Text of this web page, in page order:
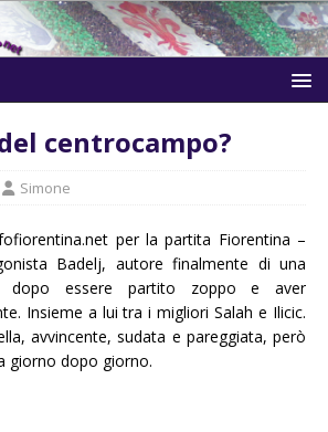
centrocampo?
Simone
per la partita Fiorentina –
Badelj, autore finalmente di una
dopo essere partito zoppo e aver
Insieme a lui tra i migliori Salah e Ilicic.
avvincente, sudata e pareggiata, però
giorno dopo giorno.